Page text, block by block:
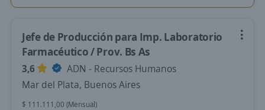
Jefe de Producción para Imp. Laboratorio
Farmacéutico / Prov. Bs As
3,6
ADN - Recursos Humanos
Mar del Plata, Buenos Aires
$ 111.111,00 (Mensual)